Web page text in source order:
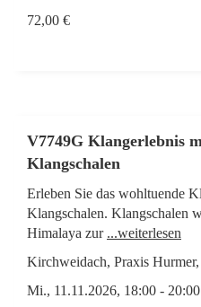
72,00 €
V7749G Klangerlebnis
Klangschalen
Erleben Sie das wohltuende
Klangschalen. Klangschalen
Himalaya zur ...weiterlesen
Kirchweidach, Praxis
Mi., 11.11.2026, 18:00 -